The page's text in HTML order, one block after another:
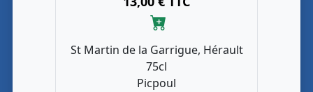
St Martin de la Garrigue, Hérault
75cl
Picpoul